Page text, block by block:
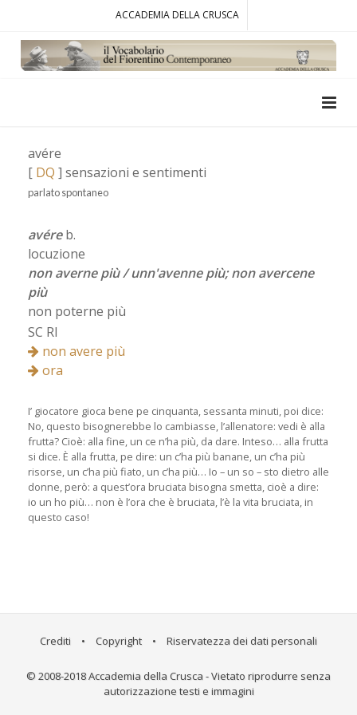
ACCADEMIA DELLA CRUSCA
avére
[ DQ ] sensazioni e sentimenti
parlato spontaneo
avéreb.
locuzione
non averne più / unn'avenne più; non avercene
più
non poterne più
SC RI
non avere più
ora
I’ giocatore gioca bene pe cinquanta, sessanta minuti, poi dice:
No, questo bisognerebbe lo cambiasse, l’allenatore: vedi è alla
frutta? Cioè: alla fine, un ce n’ha più, da dare. Inteso… alla frutta
si dice. È alla frutta, pe dire: un c’ha più banane, un c’ha più
risorse, un c’ha più fiato, un c’ha più… Io – un so – sto dietro alle
donne, però: a quest’ora bruciata bisogna smetta, cioè a dire:
io un ho più… non è l’ora che è bruciata, l’è la vita bruciata, in
questo caso!
Crediti • Copyright • Riservatezza dei dati personali
© 2008-2018 Accademia della Crusca - Vietato riprodurre senza
autorizzazione testi e immagini